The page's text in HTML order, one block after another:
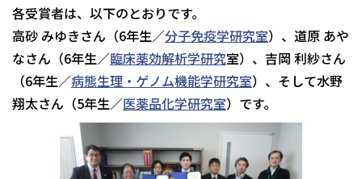
各受賞者は、以下のとおりです。
高砂 みゆきさん（6年生／分子免疫学研究室）、道原 あや
なさん（6年生／臨床薬効解析学研究室）、吉岡 利紗さん
（6年生／病態生理・ゲノム機能学研究室）、そして水野
翔太さん（5年生／医薬品化学研究室）です。